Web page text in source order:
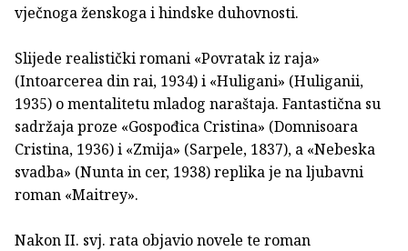
vječnoga ženskoga i hindske duhovnosti.
Slijede realistički romani «Povratak iz raja»
(Intoarcerea din rai, 1934) i «Huligani» (Huliganii,
1935) o mentalitetu mladog naraštaja. Fantastična su
sadržaja proze «Gospođica Cristina» (Domnisoara
Cristina, 1936) i «Zmija» (Sarpele, 1837), a «Nebeska
svadba» (Nunta in cer, 1938) replika je na ljubavni
roman «Maitrey».
Nakon II. svj. rata objavio novele te roman